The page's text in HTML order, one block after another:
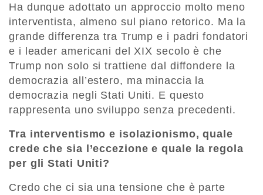
Ha dunque adottato un approccio molto meno
interventista, almeno sul piano retorico. Ma la
grande differenza tra Trump e i padri fondatori
e i leader americani del XIX secolo è che
Trump non solo si trattiene dal diffondere la
democrazia all’estero, ma minaccia la
democrazia negli Stati Uniti. E questo
rappresenta uno sviluppo senza precedenti.
Tra interventismo e isolazionismo, quale
crede che sia l’eccezione e quale la regola
per gli Stati Uniti?
Credo che ci sia una tensione che è parte